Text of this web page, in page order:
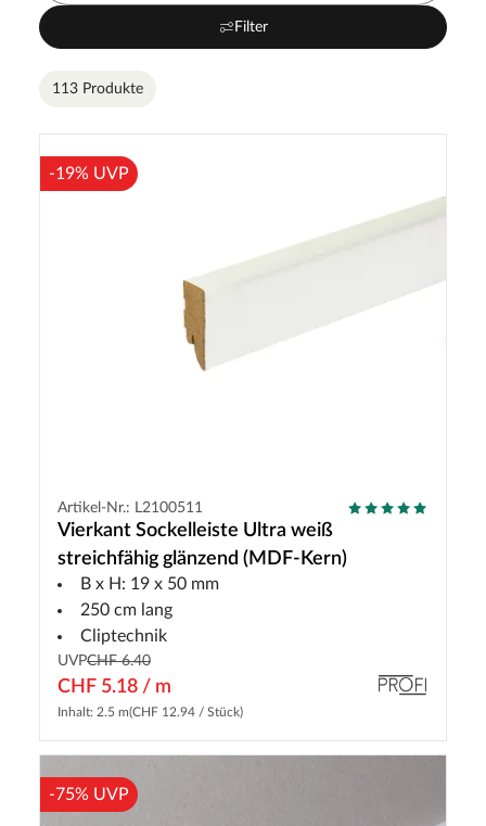
Filter
113 Produkte
-19% UVP
Artikel-Nr.: L2100511
Vierkant Sockelleiste Ultra weiß
streichfähig glänzend (MDF-Kern)
B x H: 19 x 50 mm
250 cm lang
Cliptechnik
UVPCHF 6.40
CHF 5.18 / m
Inhalt: 2.5 m(CHF 12.94 / Stück)
-75% UVP